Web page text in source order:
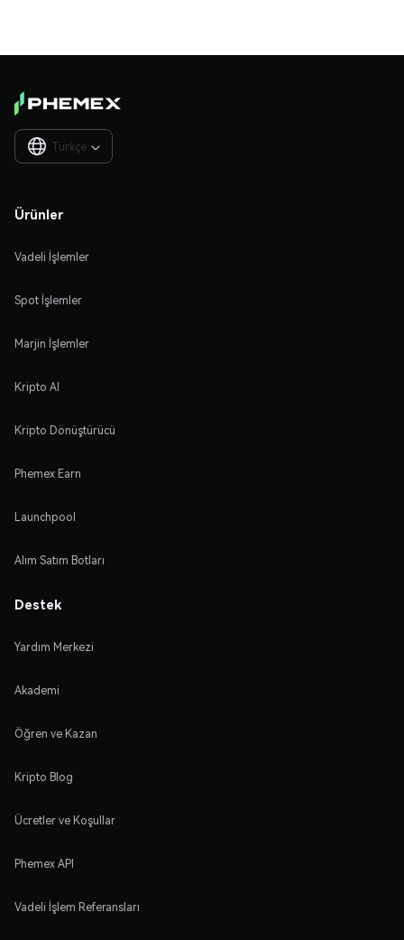
Türkçe 
Ürünler
Vadeli İşlemler
Spot İşlemler
Marjin İşlemler
Kripto Al
Kripto Dönüştürücü
Phemex Earn
Launchpool
Alım Satım Botları
Destek
Yardım Merkezi
Akademi
Öğren ve Kazan
Kripto Blog
Ücretler ve Koşullar
Phemex API
Vadeli İşlem Referansları